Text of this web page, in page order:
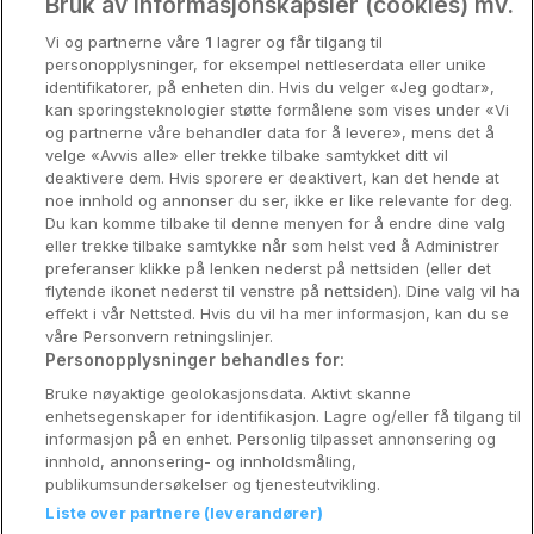
SALG
Thon Hotel Orion
Bergen • 637m from centre
9.4
Check other dates
SALG
Thon Hotel Rosenkrantz
Bergen
9.5 Excellent
☕ Incl Breakfast
Sold out
Check other dates
Stavanger
Bergen
Utforsk Norden
Om Coop HotellKupp
Konkurranse
Koselig avbrekk
Velvære i var
Premiumhotell
Venninnetur
Reservasjonsspørsmål:
Vi og partnerne våre 1 lagrer og får tilgang til
personopplysninger, for eksempel nettleserdata eller unike
identifikatorer, på enheten din. Hvis du velger «Jeg godtar»,
kan sporingsteknologier støtte formålene som vises under «Vi
og partnerne våre behandler data for å levere», mens det å
velge «Avvis alle» eller trekke tilbake samtykket ditt vil
deaktivere dem. Hvis sporere er deaktivert, kan det hende at
noe innhold og annonser du ser, ikke er like relevante for deg.
Du kan komme tilbake til denne menyen for å endre dine valg
eller trekke tilbake samtykke når som helst ved å Administrer
preferanser klikke på lenken nederst på nettsiden (eller det
flytende ikonet nederst til venstre på nettsiden). Dine valg vil ha
effekt i vår Nettsted. Hvis du vil ha mer informasjon, kan du se
våre Personvern retningslinjer.
Personopplysninger behandles for:
Bruke nøyaktige geolokasjonsdata. Aktivt skanne
enhetsegenskaper for identifikasjon. Lagre og/eller få tilgang til
informasjon på en enhet. Personlig tilpasset annonsering og
innhold, annonsering- og innholdsmåling,
publikumsundersøkelser og tjenesteutvikling.
Liste over partnere (leverandører)